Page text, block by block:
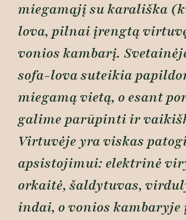
miegamąjį su karališka
lova, pilnai įrengtą
vonios kambarį.
sofa-lova suteikia
miegamą vietą, o esant
galime parūpinti ir
Virtuvėje yra viskas
apsistojimui: elektrinė
orkaitė, šaldytuvas,
indai, o vonios